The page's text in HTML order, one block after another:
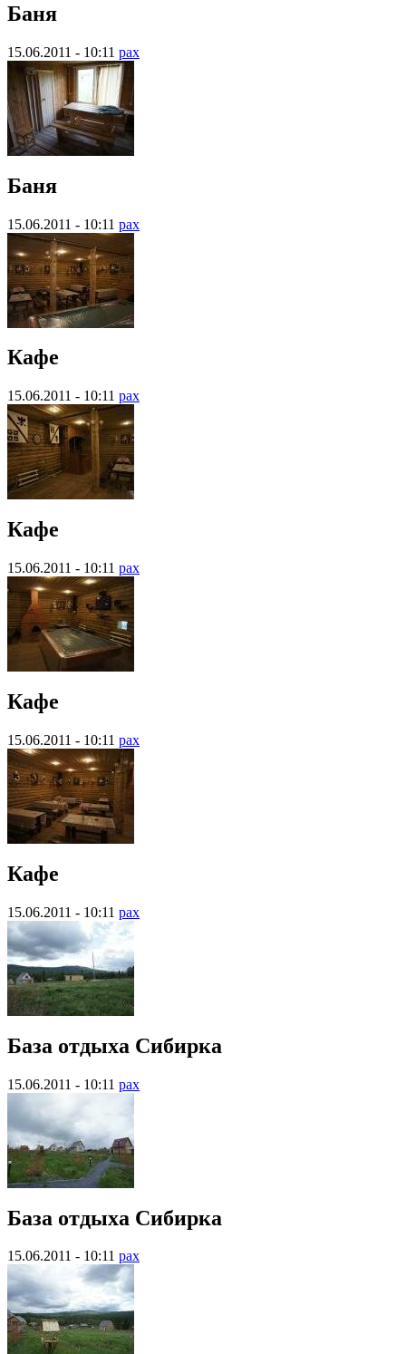
Баня
15.06.2011 - 10:11 pax
Баня
15.06.2011 - 10:11 pax
Кафе
15.06.2011 - 10:11 pax
Кафе
15.06.2011 - 10:11 pax
Кафе
15.06.2011 - 10:11 pax
Кафе
15.06.2011 - 10:11 pax
База отдыха Сибирка
15.06.2011 - 10:11 pax
База отдыха Сибирка
15.06.2011 - 10:11 pax